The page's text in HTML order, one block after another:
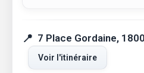
7 Place Gordaine,
Voir l'itinéraire